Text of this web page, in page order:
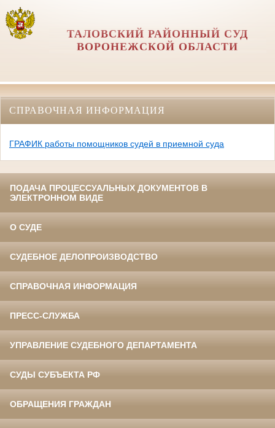
ТАЛОВСКИЙ РАЙОННЫЙ СУД
ВОРОНЕЖСКОЙ ОБЛАСТИ
СПРАВОЧНАЯ ИНФОРМАЦИЯ
ГРАФИК работы помощников судей в приемной суда
ПОДАЧА ПРОЦЕССУАЛЬНЫХ ДОКУМЕНТОВ В
ЭЛЕКТРОННОМ ВИДЕ
О СУДЕ
СУДЕБНОЕ ДЕЛОПРОИЗВОДСТВО
СПРАВОЧНАЯ ИНФОРМАЦИЯ
ПРЕСС-СЛУЖБА
УПРАВЛЕНИЕ СУДЕБНОГО ДЕПАРТАМЕНТА
СУДЫ СУБЪЕКТА РФ
ОБРАЩЕНИЯ ГРАЖДАН